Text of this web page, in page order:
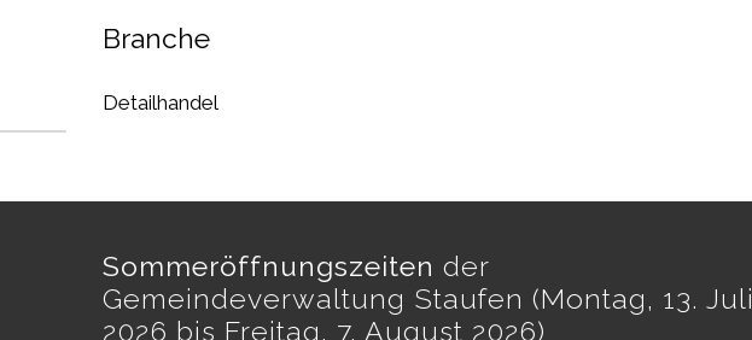
Branche
Detailhandel
Sommeröffnungszeiten der
Gemeindeverwaltung Staufen (Montag, 13. Juli
2026 bis Freitag, 7. August 2026)